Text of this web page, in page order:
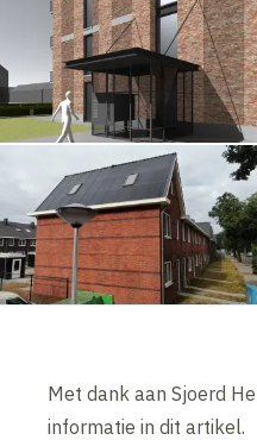
Met dank aan Sjoerd
informatie in dit artikel.